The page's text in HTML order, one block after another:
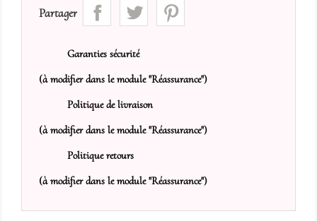
Partager
Garanties sécurité
(à modifier dans le module "Réassurance")
Politique de livraison
(à modifier dans le module "Réassurance")
Politique retours
(à modifier dans le module "Réassurance")